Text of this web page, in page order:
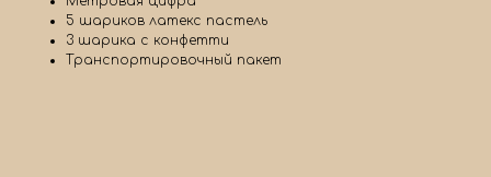
5 шариков латекс пастель
3 шарика с конфетти
Транспортировочный пакет